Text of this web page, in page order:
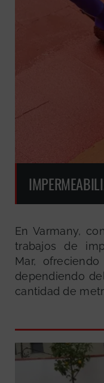
En Varmany,
trabajos de
Mar,
dependiendo
cantidad de